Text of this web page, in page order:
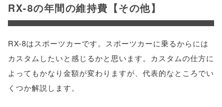
RX-8の年間の維持費【その他】
RX-8はスポーツカーです。スポーツカーに乗るからには
カスタムしたいと感じるかと思います。カスタムの仕方に
よってもかなり金額が変わりますが、代表的なところでい
くつか解説します。